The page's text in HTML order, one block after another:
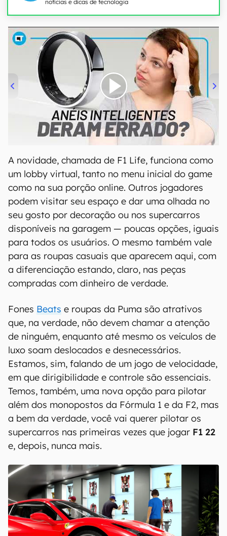
notícias e dicas de tecnologia
00:00/21:11
A novidade, chamada de F1 Life, funciona como
um lobby virtual, tanto no menu inicial do game
como na sua porção online. Outros jogadores
podem visitar seu espaço e dar uma olhada no
seu gosto por decoração ou nos supercarros
disponíveis na garagem — poucas opções, iguais
para todos os usuários. O mesmo também vale
para as roupas casuais que aparecem aqui, com
a diferenciação estando, claro, nas peças
compradas com dinheiro de verdade.
Fones Beats e roupas da Puma são atrativos
que, na verdade, não devem chamar a atenção
de ninguém, enquanto até mesmo os veículos de
luxo soam deslocados e desnecessários.
Estamos, sim, falando de um jogo de velocidade,
em que dirigibilidade e controle são essenciais.
Temos, também, uma nova opção para pilotar
além dos monopostos da Fórmula 1 e da F2, mas
a bem da verdade, você vai querer pilotar os
supercarros nas primeiras vezes que jogar F1 22
e, depois, nunca mais.